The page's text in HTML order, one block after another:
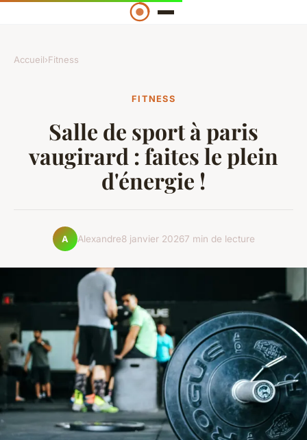
Accueil›Fitness
FITNESS
Salle de sport à paris
vaugirard : faites le plein
d'énergie !
A Alexandre8 janvier 20267 min de lecture